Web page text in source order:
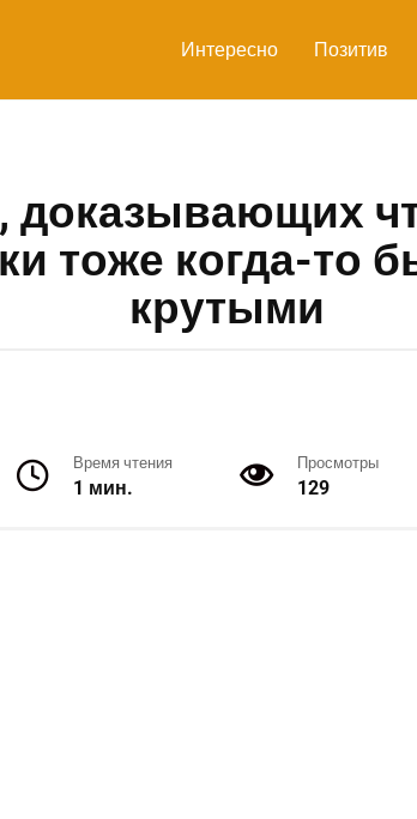
Интересно Позитив
доказывающих
тоже когда-то
крутыми
Время чтения
1 мин.
Просмотры
129